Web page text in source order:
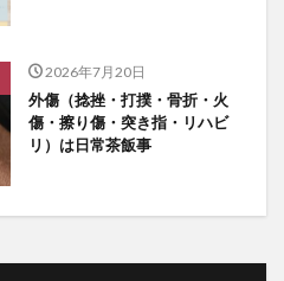
2026年7月20日
外傷（捻挫・打撲・骨折・火
傷・擦り傷・突き指・リハビ
リ）は日常茶飯事